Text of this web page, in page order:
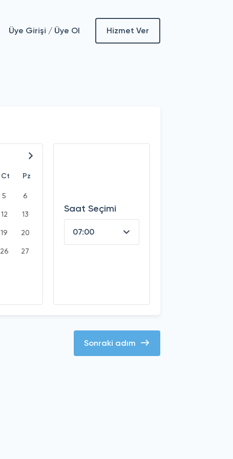
Hizmet Ver
Üye Girişi / Üye Ol
Ct Pz
5 6
12 13
19 20
26 27
Saat Seçimi
Sonraki adım